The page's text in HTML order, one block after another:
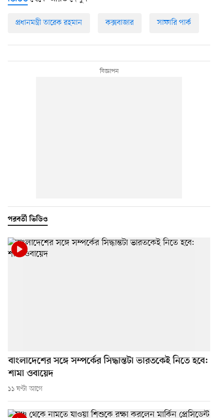
প্রধানমন্ত্রী তারেক রহমান কক্সবাজার সাফারি পার্ক
পরবর্তী ভিডিও
বাংলাদেশের সঙ্গে সম্পর্কের সিদ্ধান্তটা ভারতকেই নিতে হবে:
শামা ওবায়েদ
১১ ঘণ্টা আগে